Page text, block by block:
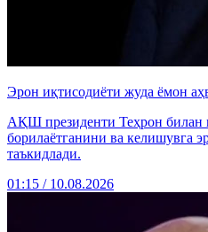
Эрон иқтисодиёти жуда ёмон
АҚШ президенти Теҳрон билан
борилаётганини ва келишувга
таъкидлади.
01:15 / 10.08.2026